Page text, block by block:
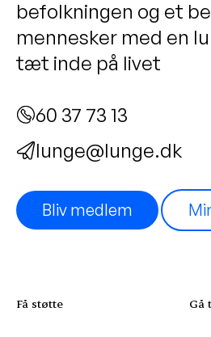
befolkningen og et
mennesker med en
tæt inde på livet
60 37 73 13
lunge@lunge.dk
Bliv medlem
Få støtte Gå